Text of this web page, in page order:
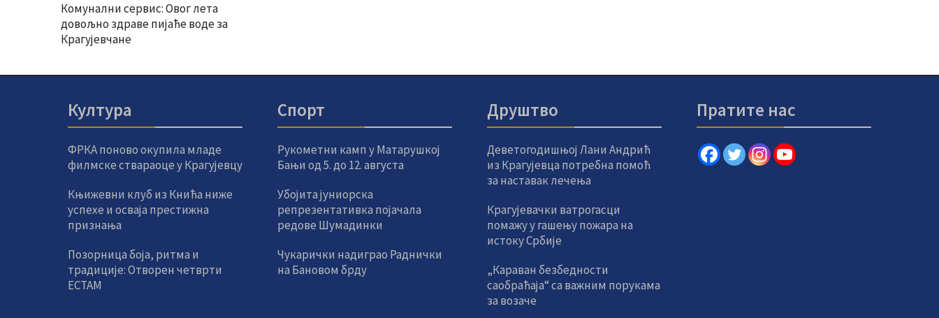
Комунални сервис: Овог лета
довољно здраве пијаће воде за
Крагујевчане
Култура
ФРКА поново окупила младе
филмске ствараоце у Крагујевцу
Књижевни клуб из Кнића ниже
успехе и осваја престижна
признања
Позорница боја, ритма и
традиције: Отворен четврти
ЕСТАМ
Спорт
Рукометни камп у Матарушкој
Бањи од 5. до 12. августа
Убојита јуниорска
репрезентативка појачала
редове Шумадинки
Чукарички надиграо Раднички
на Бановом брду
Друштво
Деветогодишњој Лани Андрић
из Крагујевца потребна помоћ
за наставак лечења
Крагујевачки ватрогасци
помажу у гашењу пожара на
истоку Србије
„Караван безбедности
саобраћаја“ са важним порукама
за возаче
Пратите нас